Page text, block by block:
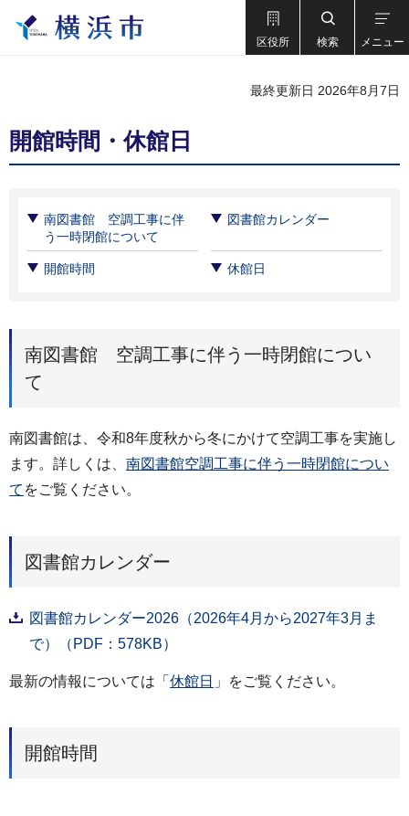
区役所 検索 メニュー
最終更新日 2026年8月7日
開館時間・休館日
南図書館 空調工事に伴
う一時閉館について
図書館カレンダー
開館時間 休館日
南図書館 空調工事に伴う一時閉館につい
て
南図書館は、令和8年度秋から冬にかけて空調工事を実施し
ます。詳しくは、 南図書館空調工事に伴う一時閉館につい
て をご覧ください。
図書館カレンダー
図書館カレンダー2026（2026年4月から2027年3月ま
で）（PDF：578KB）
最新の情報については「 休館日 」をご覧ください。
開館時間